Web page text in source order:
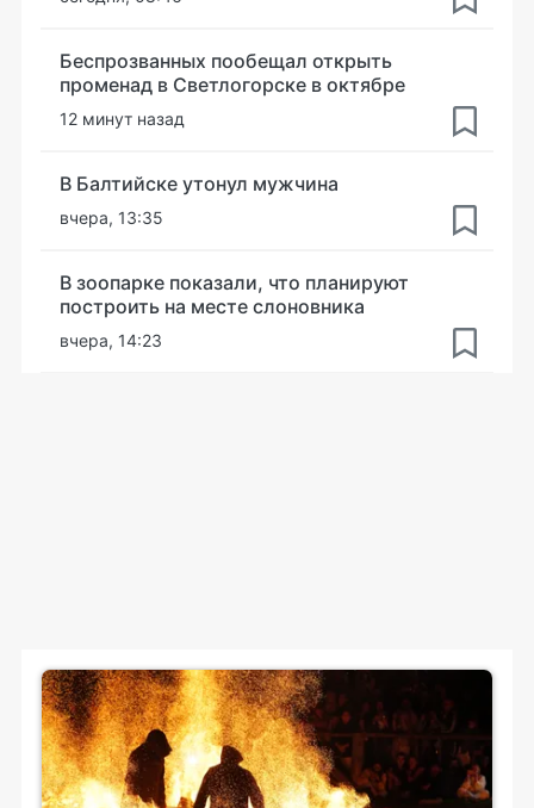
Беспрозванных пообещал открыть
променад в Светлогорске в октябре
12 минут назад
В Балтийске утонул мужчина
вчера, 13:35
В зоопарке показали, что планируют
построить на месте слоновника
вчера, 14:23